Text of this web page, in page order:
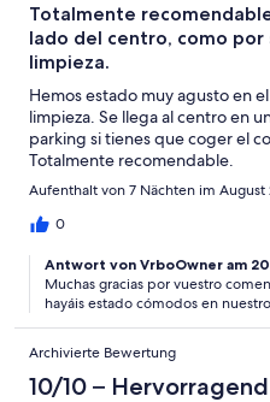
Totalmente
lado del centro, como por
limpieza.
Hemos estado muy agusto en
limpieza. Se llega al centro en
parking si tienes que coger el
Totalmente recomendable.
Aufenthalt von 7 Nächten im August
0
Antwort von VrboOwner am
Muchas gracias por vuestro
hayáis estado cómodos en
Archivierte Bewertung
10/10 – Hervorragend